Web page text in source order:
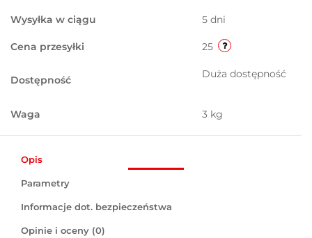
Wysyłka w ciągu 5 dni
Cena przesyłki 25
Dostępność Duża dostępność
Waga 3 kg
Opis
Parametry
Informacje dot. bezpieczeństwa
Opinie i oceny (0)